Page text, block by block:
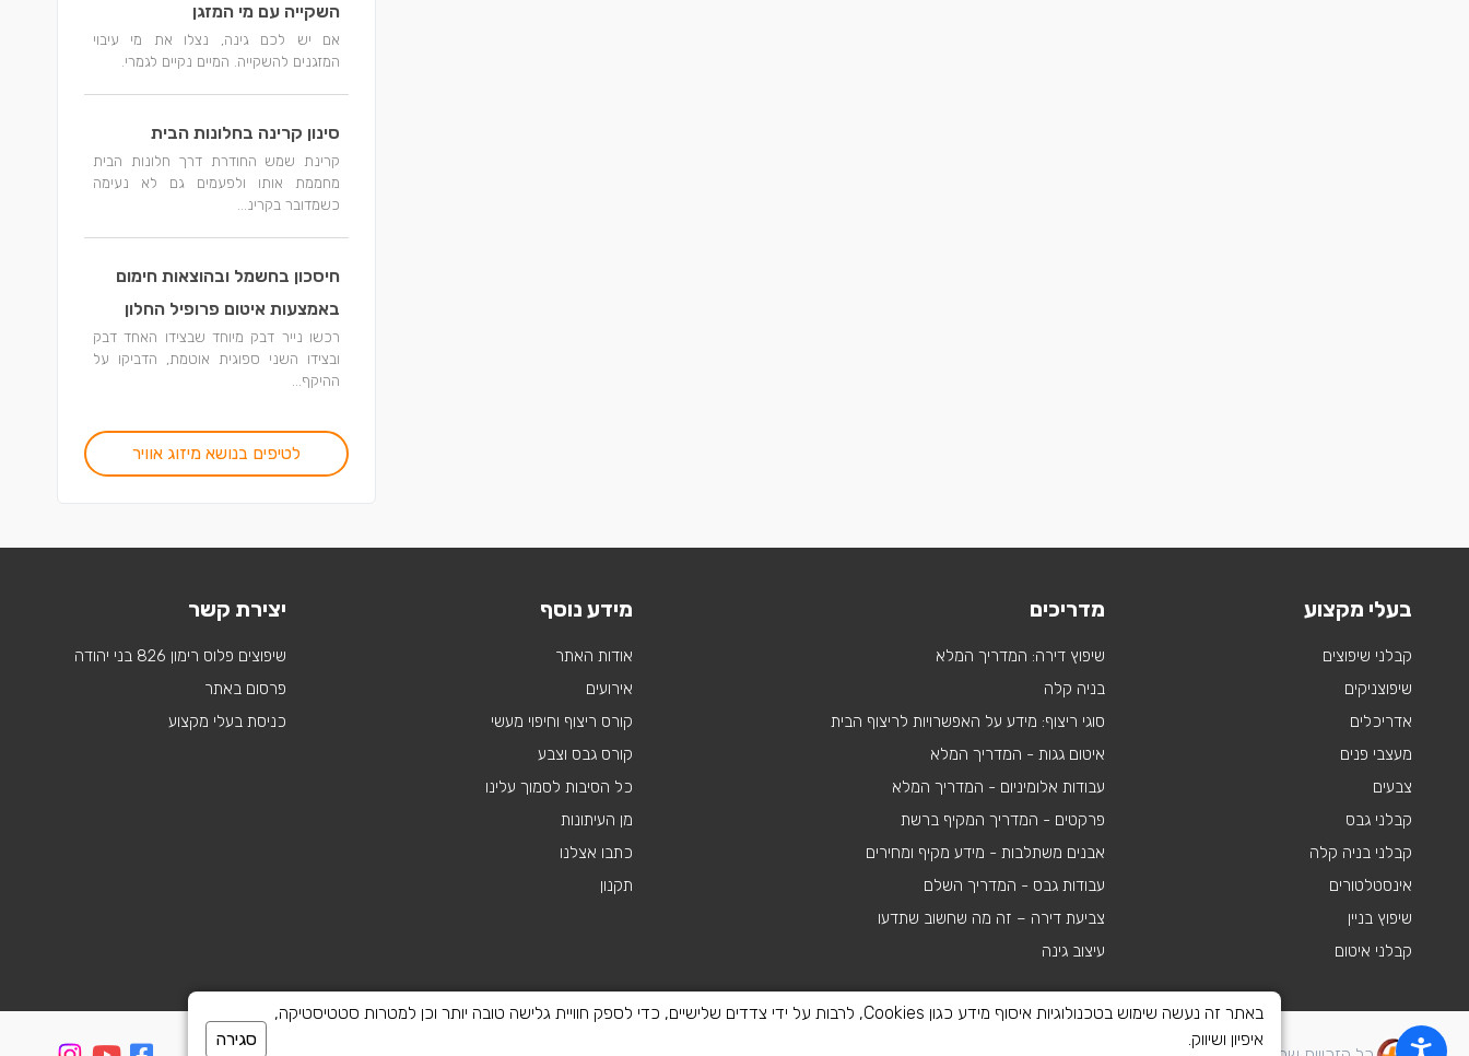
השקייה עם מי המזגן
אם יש לכם גינה, נצלו את מי עיבוי
המזגנים להשקייה. המיים נקיים לגמרי.
סינון קרינה בחלונות הבית
קרינת שמש החודרת דרך חלונות הבית
מחממת אותו ולפעמים גם לא נעימה
כשמדובר בקרינ...
חיסכון בחשמל ובהוצאות חימום
באמצעות איטום פרופיל החלון
רכשו נייר דבק מיוחד שבצידו האחד דבק
ובצידו השני ספוגית אוטמת, הדביקו על
ההיקף...
לטיפים בנושא מיזוג אוויר
בעלי מקצוע
קבלני שיפוצים
שיפוצניקים
אדריכלים
מעצבי פנים
צבעים
קבלני גבס
קבלני בניה קלה
אינסטלטורים
שיפוץ בניין
קבלני איטום
מדריכים
שיפוץ דירה: המדריך המלא
בניה קלה
סוגי ריצוף: מידע על האפשרויות לריצוף הבית
איטום גגות - המדריך המלא
עבודות אלומיניום - המדריך המלא
פרקטים - המדריך המקיף ברשת
אבנים משתלבות - מידע מקיף ומחירים
עבודות גבס - המדריך השלם
צביעת דירה – זה מה שחשוב שתדעו
עיצוב גינה
מידע נוסף
אודות האתר
אירועים
קורס ריצוף וחיפוי מעשי
קורס גבס וצבע
כל הסיבות לסמוך עלינו
מן העיתונות
כתבו אצלנו
תקנון
יצירת קשר
שיפוצים פלוס רימון 826 בני יהודה
פרסום באתר
כניסת בעלי מקצוע
באתר זה נעשה שימוש בטכנולוגיות איסוף מידע כגון Cookies, לרבות על ידי צדדים שלישיים, כדי לספק חוויית גלישה טובה יותר וכן למטרות סטטיסטיקה,
איפיון ושיווק.
סגירה